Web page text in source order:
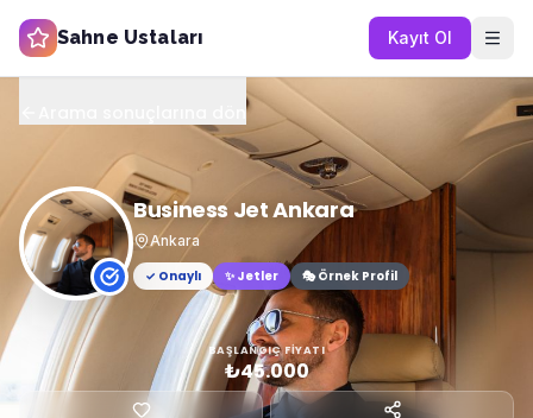
Sahne Ustaları Kayıt Ol
Business Jet Ankara
Ankara
✓ Onaylı
✨ Jetler 🎭 Örnek Profil
BAŞLANGIÇ FIYATI
₺45.000